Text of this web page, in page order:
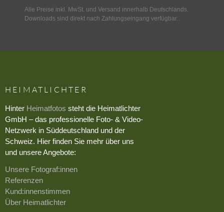
Alle Preise inkl. MwSt. und Versand innerhalb Deutschlands.
Downloads sind direkt nach Zahlungseingang verfügbar.
HEIMATLICHTER
Hinter Heimatfotos steht die Heimatlichter
GmbH – das professionelle Foto- & Video-
Netzwerk in Süddeutschland und der
Schweiz. Hier finden Sie mehr über uns
und unsere Angebote:
Unsere Fotograf:innen
Referenzen
Kund:innenstimmen
Über Heimatlichter